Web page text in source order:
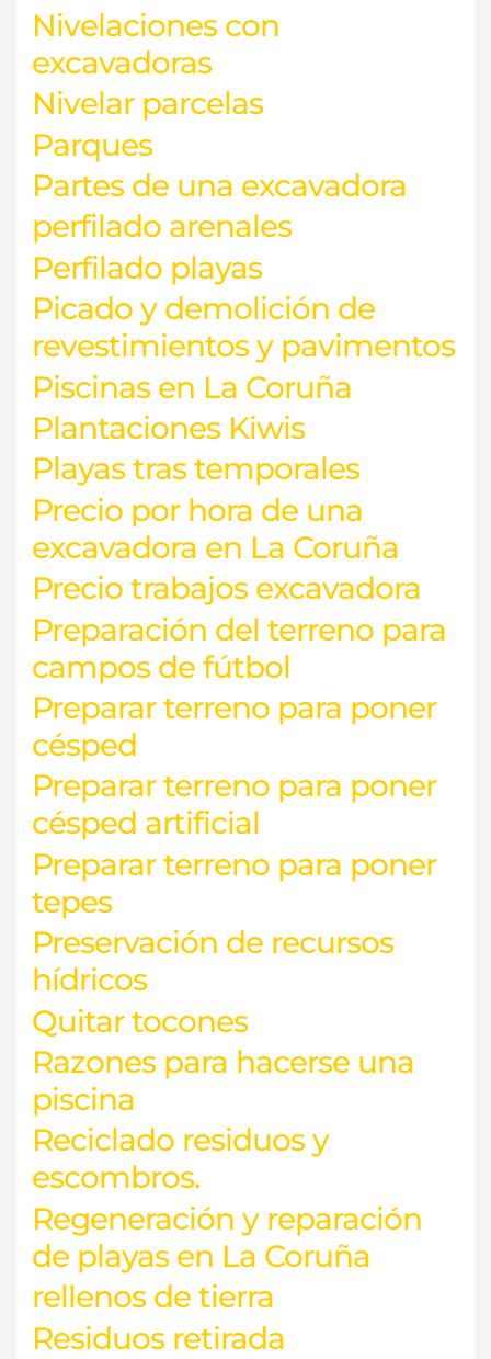
Nivelaciones con
excavadoras
Nivelar parcelas
Parques
Partes de una excavadora
perfilado arenales
Perfilado playas
Picado y demolición de
revestimientos y pavimentos
Piscinas en La Coruña
Plantaciones Kiwis
Playas tras temporales
Precio por hora de una
excavadora en La Coruña
Precio trabajos excavadora
Preparación del terreno para
campos de fútbol
Preparar terreno para poner
césped
Preparar terreno para poner
césped artificial
Preparar terreno para poner
tepes
Preservación de recursos
hídricos
Quitar tocones
Razones para hacerse una
piscina
Reciclado residuos y
escombros.
Regeneración y reparación
de playas en La Coruña
rellenos de tierra
Residuos retirada